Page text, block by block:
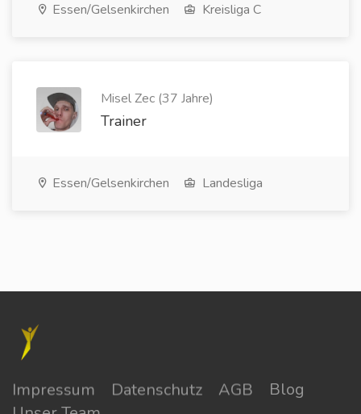
Essen/Gelsenkirchen Kreisliga C
Misel Zec (37 Jahre)
Trainer
Essen/Gelsenkirchen Landesliga
Impressum Datenschutz AGB
Blog